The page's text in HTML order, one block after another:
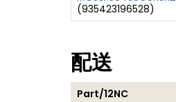
(935423196528)
配送
Part/12NC